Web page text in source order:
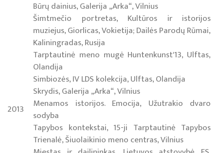
2013
Būrų dainius, Galerija „Arka“, Vilnius
Šimtmečio portretas, Kultūros ir istorijos
muziejus, Giorlicas, Vokietija; Dailės Parodų Rūmai,
Kaliningradas, Rusija
Tarptautinė meno mugė Huntenkunst'13, Ulftas,
Olandija
Simbiozės, IV LDS kolekcija, Ulftas, Olandija
Skrydis, Galerija „Arka“, Vilnius
Menamos istorijos. Emocija, Užutrakio dvaro
sodyba
Tapybos kontekstai, 15-ji Tarptautinė Tapybos
Trienalė, Šiuolaikinio meno centras, Vilnius